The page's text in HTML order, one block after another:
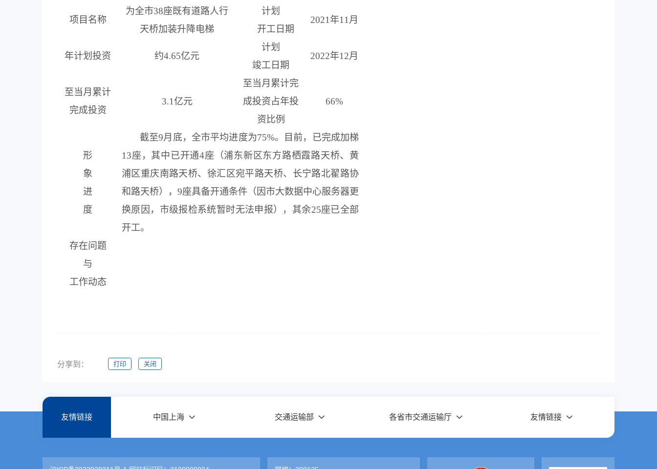
项目名称
为全市38座既有道路人行
天桥加装升降电梯
计划
开工日期
2021 年11 月
年计划投资 约4.65亿元
计划
竣工日期
2022年12月
至当月累计
完成投资
3.1亿元
至当月累计完
成投资占年投
资比例
66%
形
象
进
度
截至9月 底， 全市平均进度为75%。 目前，
已完成加梯
13座 ，其中已开通4座 （浦东新区东方路栖霞路天桥、黄
浦区重庆南路天桥、徐汇区宛平路天桥、长宁路北翟路协
和路天桥）， 9座具备开通条件（因市大数据中心服务器更
换原因，市级报检系统暂时无法申报），其余25座已全部
开工。
存在问题
与
工作动态
分享到： 打印 关闭
友情链接 中国上海 交通运输部 各省市交通运输厅 友情链接